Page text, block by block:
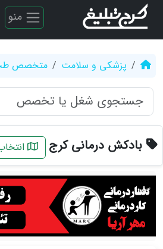
منو
پزشکی و سلامت متخصص
بادکش درمانی کرج